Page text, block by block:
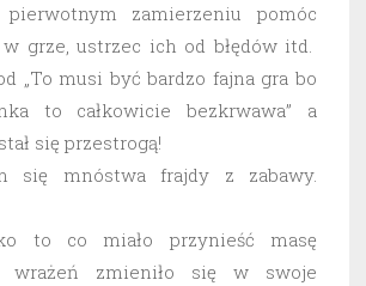
zamierzeniu pomóc
grze, ustrzec ich od błędów itd.
„To musi być bardzo fajna gra bo
to całkowicie bezkrwawa” a
się przestrogą!
się mnóstwa frajdy z zabawy.
to co miało przynieść masę
wrażeń zmieniło się w swoje